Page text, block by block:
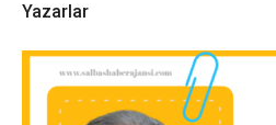
Yazarlar